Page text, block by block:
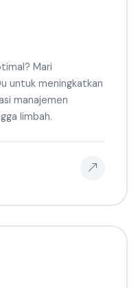
Mari
untuk meningkatkan
manajemen
limbah.